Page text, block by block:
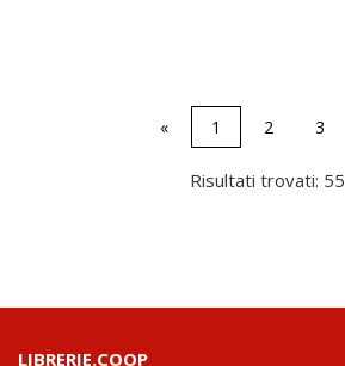
« 1 2 3
Risultati trovati: 55
LIBRERIE.COOP